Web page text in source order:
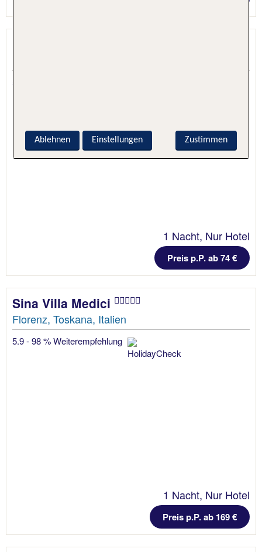
5.3 - 100 % Weiterempfehlung
1 Nacht, Nur Hotel
Preis p.P. ab 74 €
Sina Villa Medici
Florenz, Toskana, Italien
5.9 - 98 % Weiterempfehlung
1 Nacht, Nur Hotel
Preis p.P. ab 169 €
Zustimmen
Ablehnen Einstellungen